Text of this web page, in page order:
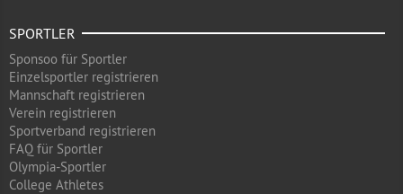
SPORTLER
Sponsoo für Sportler
Einzelsportler registrieren
Mannschaft registrieren
Verein registrieren
Sportverband registrieren
FAQ für Sportler
Olympia-Sportler
College Athletes